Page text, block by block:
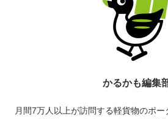
かるかも編集
月間7万人以上が訪問する軽貨物のポ